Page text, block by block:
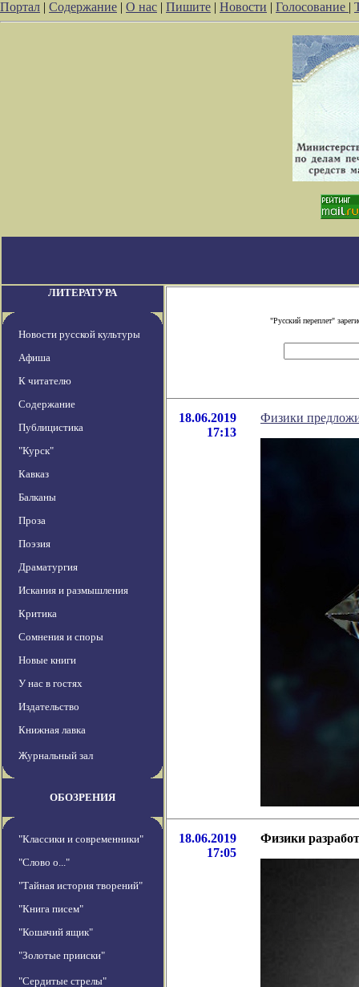
Портал | Содержание | О нас | Пишите | Новости | Голосование |
ЛИТЕРАТУРА
Новости русской культуры
Афиша
К читателю
Содержание
Публицистика
"Курск"
Кавказ
Балканы
Проза
Поэзия
Драматургия
Искания и размышления
Критика
Сомнения и споры
Новые книги
У нас в гостях
Издательство
Книжная лавка
Журнальный зал
ОБОЗРЕНИЯ
"Классики и современники"
"Слово о..."
"Тайная история творений"
"Книга писем"
"Кошачий ящик"
"Золотые прииски"
"Сердитые стрелы"
"Русский переплет"
18.06.2019
17:13
Физики
18.06.2019
17:05
Физики